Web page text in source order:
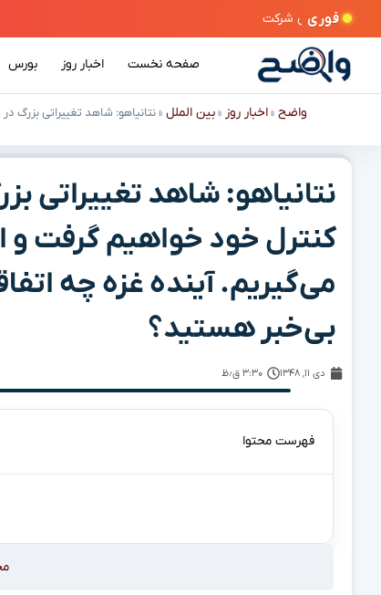
فوری
صفحه نخست اخبار روز بورس
واضح »اخبار روز »بین الملل »نتانیاهو: شاهد تغییراتی بزرگ
نتانیاهو: شاهد تغییراتی
کنترل خود خواهیم گرفت
می‌گیریم. آینده غزه چه
بی‌خبر هستید؟
دی ۱۱, ۱۳۴۸ ۳:۳۰ ق٫ظ
فهرست محتوا